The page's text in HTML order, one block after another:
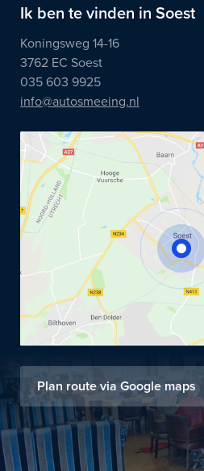
Ik ben te vinden in Soest
Koningsweg 14-16
3762 EC Soest
035 603 9925
info@autosmeeing.nl
Plan route via Google maps